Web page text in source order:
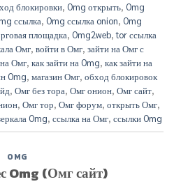
блокировки, Omg открыть, Omg
ссылка, Omg ссылка onion, Omg
площадка, Omg2web,tor ссылка
Омг, войти в Омг, зайти на Омг с
Омг, как зайти на Omg, как зайти на
Omg, магазин Омг, обход блокировок
, Омг без тора, Омг онион, Омг сайт,
, Омг тор, Омг форум, открыть Омг,
Omg, ссылка на Омг, ссылки Omg
OMG
Omg (Омг сайт)